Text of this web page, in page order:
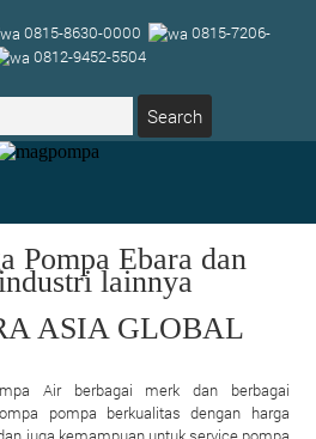
0815-8630-0000
0815-7206-
0812-9452-5504
Pompa Ebara dan
lainnya
ASIA GLOBAL
Air berbagai merk dan berbagai
pompa berkualitas dengan harga